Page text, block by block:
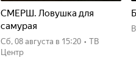
СМЕРШ. Ловушка для
самурая
сб, 08 августа в 15:20 • ТВ
Центр